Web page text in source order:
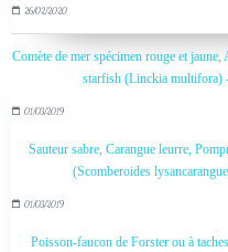
26/02/2020
Comète de mer spécimen rouge et
starfish (Linckia
01/03/2019
Sauteur sabre, Carangue leurre,
(Scomberoides
01/03/2019
Poisson-faucon de Forster ou à